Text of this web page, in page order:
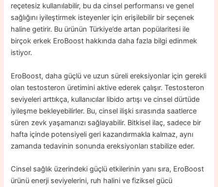
reçetesiz kullanılabilir, bu da cinsel performansı ve genel
sağlığını iyileştirmek isteyenler için erişilebilir bir seçenek
haline getirir. Bu ürünün Türkiye’de artan popülaritesi ile
birçok erkek EroBoost hakkında daha fazla bilgi edinmek
istiyor.
EroBoost, daha güçlü ve uzun süreli ereksiyonlar için gerekli
olan testosteron üretimini aktive ederek çalışır. Testosteron
seviyeleri arttıkça, kullanıcılar libido artışı ve cinsel dürtüde
iyileşme bekleyebilirler. Bu, cinsel ilişki sırasında saatlerce
süren zevk yaşamanızı sağlayabilir. Bitkisel ilaç, sadece bir
hafta içinde potensiyeli geri kazandırmakla kalmaz, aynı
zamanda tedavinin sonunda ereksiyonları stabilize eder.
Cinsel sağlık üzerindeki güçlü etkilerinin yanı sıra, EroBoost
ürünü enerji seviyelerini, ruh halini ve fiziksel gücü